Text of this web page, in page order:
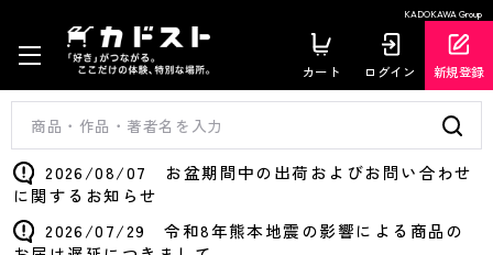
KADOKAWA Group
カート ログイン 新規登録
2026/08/07 お盆期間中の出荷およびお問い合わせ
に関するお知らせ
2026/07/29 令和8年熊本地震の影響による商品の